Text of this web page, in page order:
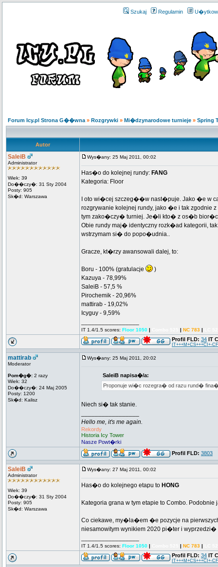
Szukaj Regulamin
Forum Icy.pl Strona G��wna » Rozgrywki » Mi�dzynarodowe turnieje » Spring
Autor
SaleiB
Administrator
Wiek: 39
Do��czy�: 31 Sty 2004
Posty: 905
Sk�d: Warszawa
Wys�any: 25 Maj 2011, 00:02
Has�o do kolejnej rundy: FANG
Kategoria: Floor
I oto wi�cej szczeg��w nast�puje. Jako �e w
rozgrywanie kolejnej rundy, jako �e i tak
tym zako�czy� turniej. Je�li kto� z os�b
Obie rundy maj� identyczny rozk�ad kategorii,
wstrzymam si� do popo�udnia..
Gracze, kt�rzy awansowali dalej, to:
Boru - 100% (gratulacje
)
Kazuya - 78,99%
SaleiB - 57,5 %
Pirochemik - 20,96%
mattirab - 19,02%
Icyguy - 9,59%
IT 1.4/1.5 scores: Floor 1050 | | NC 783 |
Profil FLD: 34 IT
IT+++M+CS+++CI+-
mattirab
Moderator
Pom�g�: 2 razy
Wiek: 32
Do��czy�: 24 Maj 2005
Posty: 1200
Sk�d: Kalisz
Wys�any: 25 Maj 2011, 20:02
SaleiB napisa�/a:
Proponuje wi�c rozegra� od razu rund�
Niech si� tak stanie.
Hello me, it's me again.
Rekordy
Historia Icy Tower
Nasze Powt�rki
Profil FLD: 3803
SaleiB
Administrator
Wiek: 39
Do��czy�: 31 Sty 2004
Posty: 905
Sk�d: Warszawa
Wys�any: 27 Maj 2011, 00:02
Has�o do kolejnego etapu to HONG
Kategoria grana w tym etapie to Combo.
Co ciekawe, my�la�em �e pozycje na
niesamowitym wynikiem 2020 pi�ter i
IT 1.4/1.5 scores: Floor 1050 | | NC 783 |
Profil FLD: 34 IT
IT+++M+CS+++CI+-